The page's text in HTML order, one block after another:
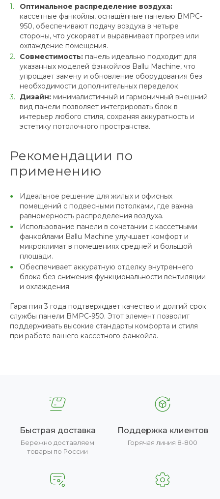
Оптимальное распределение воздуха:
кассетные фанкойлы, оснащённые панелью BMPC-
950, обеспечивают подачу воздуха в четыре
стороны, что ускоряет и выравнивает прогрев или
охлаждение помещения.
Совместимость: панель идеально подходит для
указанных моделей фэнкойлов Ballu Machine, что
упрощает замену и обновление оборудования без
необходимости дополнительных переделок.
Дизайн: минималистичный и гармоничный внешний
вид панели позволяет интегрировать блок в
интерьер любого стиля, сохраняя аккуратность и
эстетику потолочного пространства.
Рекомендации по
применению
Идеальное решение для жилых и офисных
помещений с подвесными потолками, где важна
равномерность распределения воздуха.
Использование панели в сочетании с кассетными
фанкойлами Ballu Machine улучшает комфорт и
микроклимат в помещениях средней и большой
площади.
Обеспечивает аккуратную отделку внутреннего
блока без снижения функциональности вентиляции
и охлаждения.
Гарантия 3 года подтверждает качество и долгий срок
службы панели BMPC-950. Этот элемент позволит
поддерживать высокие стандарты комфорта и стиля
при работе вашего кассетного фанкойла.
Быстрая доставка
Бережно доставляем
товары по России
Поддержка клиентов
Горячая линия 8-800